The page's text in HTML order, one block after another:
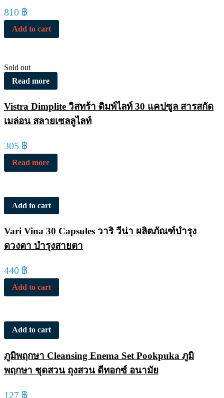
810 ฿
Add to cart
Sold out
Read more
Vistra Dimplite วิสทร้า ดิมพ์ไลท์ 30 แคปซูล สารสกัด
เมล่อน สลายเซลลูไลท์
305 ฿
Read more
Add to cart
Vari Vina 30 Capsules วาริ วีน่า ผลิตภัณฑ์บำรุง
ดวงตา บำรุงสายตา
440 ฿
Add to cart
Add to cart
ภูมิพฤกษา Cleansing Enema Set Pookpuka ภูมิ
พฤกษา ชุดสวน ถุงสวน ดีทอกซ์ อนามัย
127 ฿